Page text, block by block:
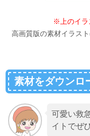
※上のイラ
高画質版の素材イラス
素材をダウンロ
可愛い救
イトでぜ